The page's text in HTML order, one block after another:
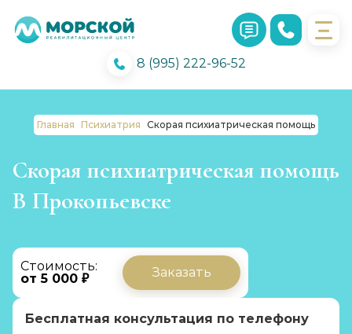
8 (995) 222-96-52
Главная Психиатрия Скорая психиатрическая помощь
Скорая психиатрическая помощь
В Прокопьевске
Стоимость:
от 5 000 ₽
Заказать
Бесплатная консультация по телефону